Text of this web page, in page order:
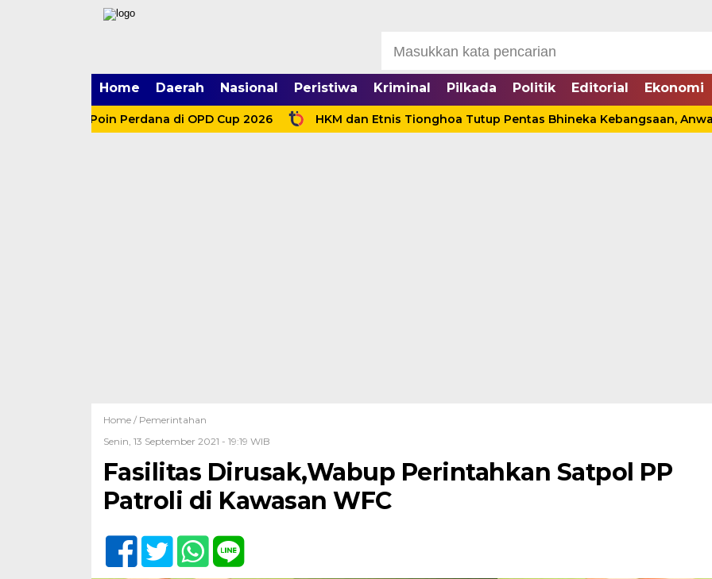
mgid.com, 522897, DIRECT, d4c29acad76ce94f
Home Daerah Nasional Peristiwa Kriminal Pilkada Politik Editorial Ekonomi
Tiga Poin Perdana di OPD Cup 2026 HKM dan Etnis Tionghoa Tutup Pentas Bhineka Kebangsaan, Anwar Sadat:
Home / Pemerintahan
Senin, 13 September 2021 - 19:19 WIB
Fasilitas Dirusak,Wabup Perintahkan Satpol PP
Patroli di Kawasan WFC